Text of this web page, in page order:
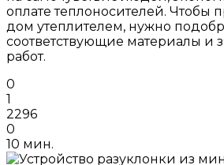
оплате теплоносителей. Чтобы
дом утеплителем, нужно
соответствующие материалы и
работ.
0
1
2296
0
10 мин.